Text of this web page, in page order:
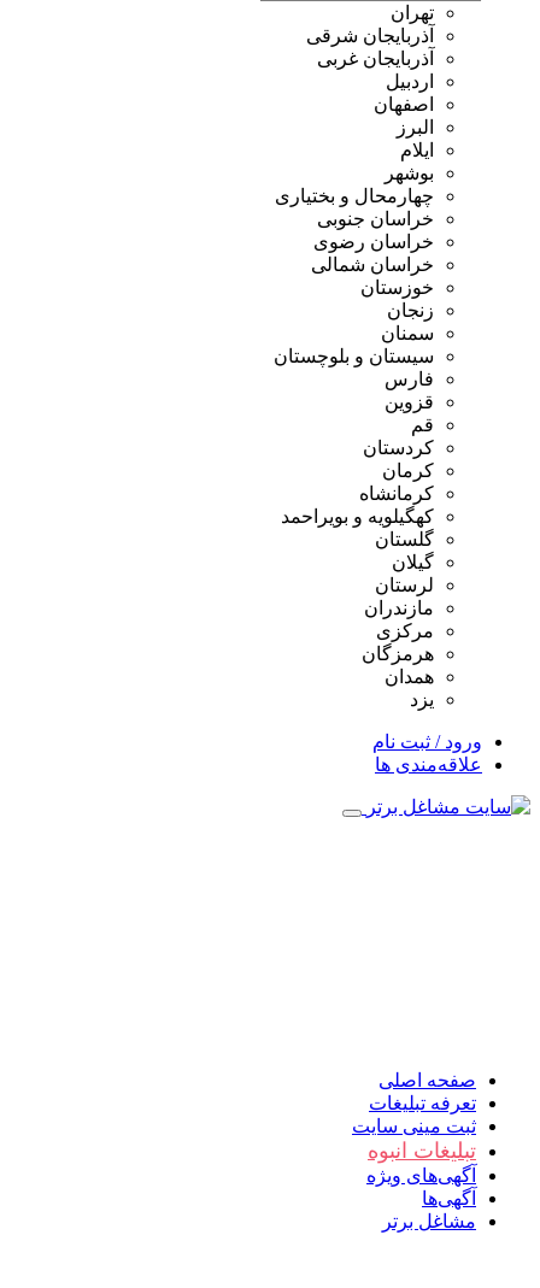
تهران
آذربایجان شرقی
آذربایجان غربی
اردبیل
اصفهان
البرز
ایلام
بوشهر
چهارمحال و بختیاری
خراسان جنوبی
خراسان رضوی
خراسان شمالی
خوزستان
زنجان
سمنان
سیستان و بلوچستان
فارس
قزوین
قم
کردستان
کرمان
کرمانشاه
کهگیلویه و بویراحمد
گلستان
گیلان
لرستان
مازندران
مرکزی
هرمزگان
همدان
یزد
ورود / ثبت نام
علاقه‌مندی ها
صفحه اصلی
تعرفه تبلیغات
ثبت مینی سایت
تبلیغات انبوه
آگهی‌های ویژه
آگهی‌ها
مشاغل برتر